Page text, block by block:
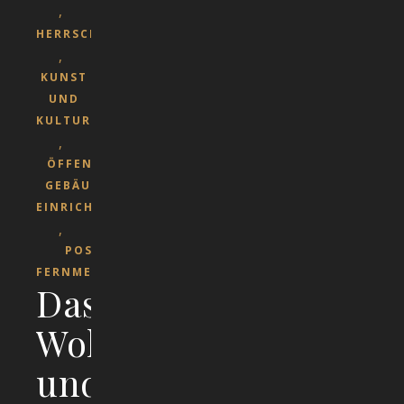
,
HERRSCHAFT
,
KUNST
UND
KULTUR
,
ÖFFENTLICHE
GEBÄUDE UND
EINRICHTUNGEN
,
POST UND
FERNMELDEWESEN
Das
Woll-
und